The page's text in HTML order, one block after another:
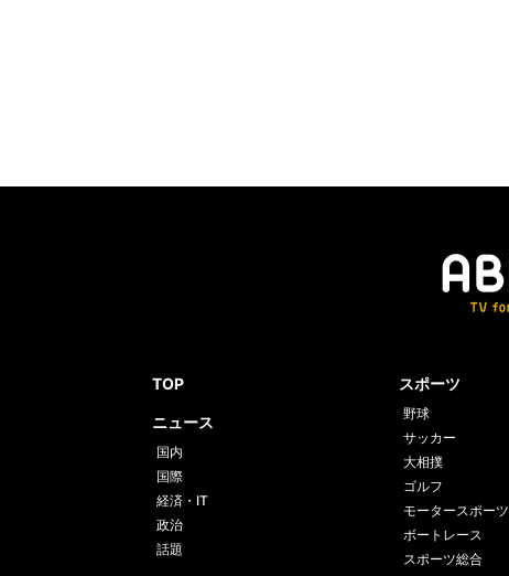
TOP
ニュース
国内
国際
経済・IT
政治
話題
スポーツ
野球
サッカー
大相撲
ゴルフ
モータースポーツ
ボートレース
スポーツ総合